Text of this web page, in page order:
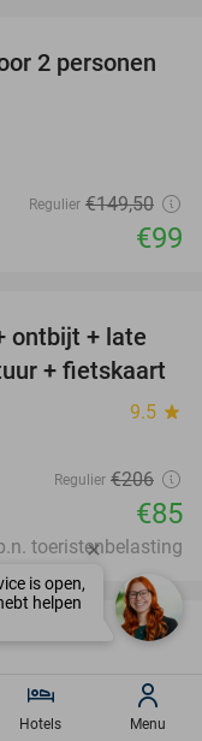
34%
2 personen
Regulier €149,50
€99
59%
ontbijt + late
+ fietskaart
9.5 star
Regulier €206
€85
toeristenbelasting
14%
favorite_border
9.2
Hotels Menu